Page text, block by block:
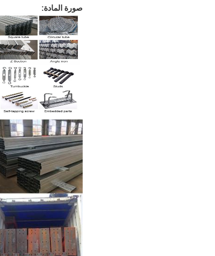
صورة المادة: